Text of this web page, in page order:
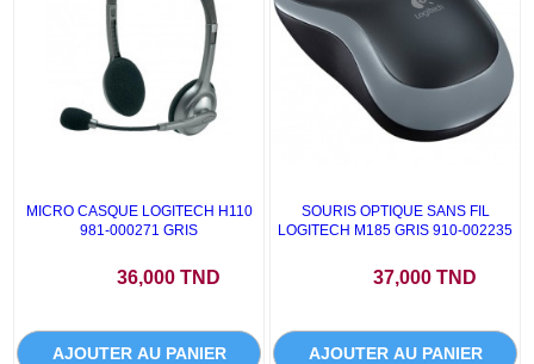
MICRO CASQUE LOGITECH H110
981-000271 GRIS
36,000 TND
AJOUTER AU PANIER
SOURIS OPTIQUE SANS FIL
LOGITECH M185 GRIS 910-002235
37,000 TND
AJOUTER AU PANIER